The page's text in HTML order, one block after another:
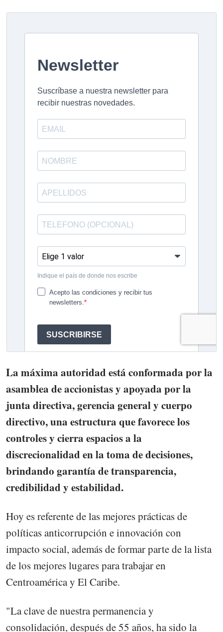
La máxima autoridad está conformada por la
asamblea de accionistas y apoyada por la
junta directiva, gerencia general y cuerpo
directivo, una estructura que favorece los
controles y cierra espacios a la
discrecionalidad en la toma de decisiones,
brindando garantía de transparencia,
credibilidad y estabilidad.
Hoy es referente de las mejores prácticas de
políticas anticorrupción e innovación con
impacto social, además de formar parte de la lista
de los mejores lugares para trabajar en
Centroamérica y El Caribe.
"La clave de nuestra permanencia y
consolidación, después de 55 años, ha sido la